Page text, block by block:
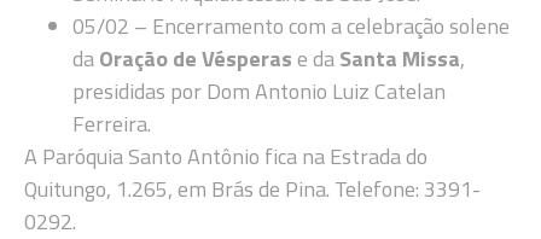
05/02 – Encerramento com a celebração solene
daOração de Vésperase daSanta Missa,
presididas por Dom Antonio Luiz Catelan
Ferreira.
A Paróquia Santo Antônio fica na Estrada do
Quitungo, 1.265, em Brás de Pina. Telefone: 3391-
0292.